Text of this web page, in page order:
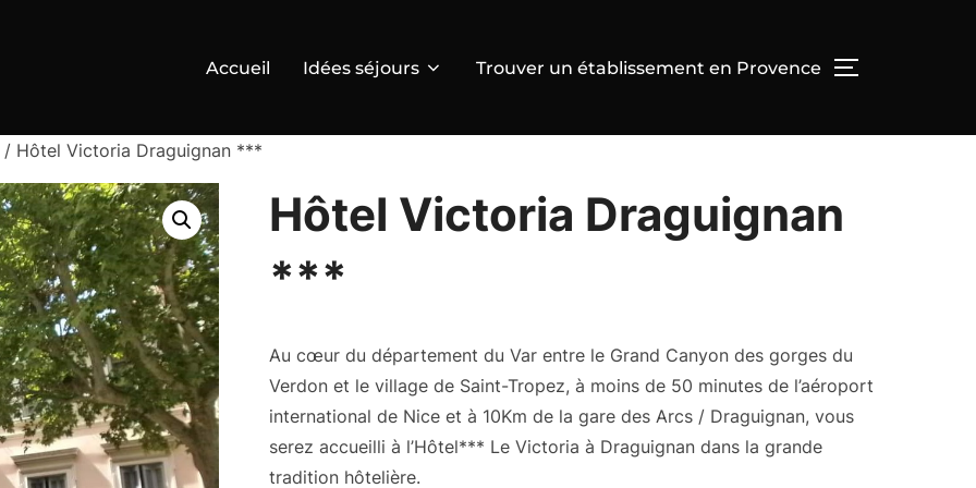
Accueil Idées séjours Trouver un établissement en Provence PERMUTER
/ Hôtel Victoria Draguignan ***
Hôtel Victoria Draguignan
***
Au cœur du département du Var entre le Grand Canyon des gorges du
Verdon et le village de Saint-Tropez, à moins de 50 minutes de l’aéroport
international de Nice et à 10Km de la gare des Arcs / Draguignan, vous
serez accueilli à l’Hôtel*** Le Victoria à Draguignan dans la grande
tradition hôtelière.